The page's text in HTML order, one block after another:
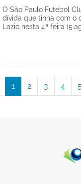
O São Paulo Futebol
dívida que tinha com o
Lazio nesta 4ª feira
1 2 3 4